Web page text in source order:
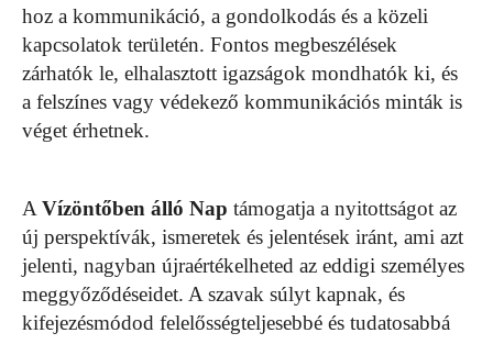
hoz a kommunikáció, a gondolkodás és a közeli
kapcsolatok területén. Fontos megbeszélések
zárhatók le, elhalasztott igazságok mondhatók ki, és
a felszínes vagy védekező kommunikációs minták is
véget érhetnek.
A Vízöntőben álló Nap támogatja a nyitottságot az
új perspektívák, ismeretek és jelentések iránt, ami azt
jelenti, nagyban újraértékelheted az eddigi személyes
meggyőződéseidet. A szavak súlyt kapnak, és
kifejezésmódod felelősségteljesebbé és tudatosabbá